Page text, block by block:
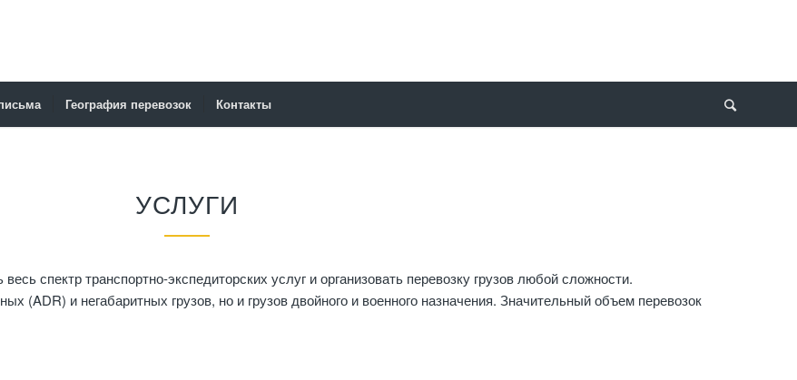
География перевозок Контакты
УСЛУГИ
транспортно-экспедиторских услуг и организовать перевозку грузов любой сложности.
(ADR) и негабаритных грузов, но и грузов двойного и военного назначения. Значительный объем перевозок